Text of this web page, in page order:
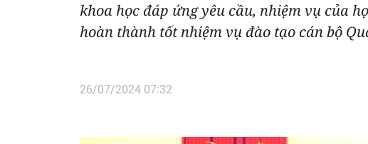
khoa học đáp ứng yêu cầu, nhiệm vụ của
hoàn thành tốt nhiệm vụ đào tạo cán bộ
26/07/2024 07:32